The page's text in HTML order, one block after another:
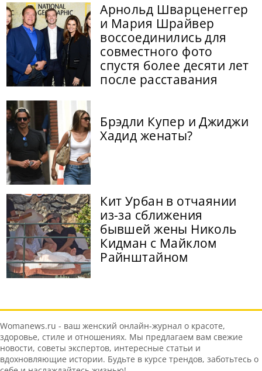
Арнольд Шварценеггер
и Мария Шрайвер
воссоединились для
совместного фото
спустя более десяти лет
после расставания
Брэдли Купер и Джиджи
Хадид женаты?
Кит Урбан в отчаянии
из-за сближения
бывшей жены Николь
Кидман с Майклом
Райнштайном
Womanews.ru - ваш женский онлайн-журнал о красоте,
здоровье, стиле и отношениях. Мы предлагаем вам свежие
новости, советы экспертов, интересные статьи и
вдохновляющие истории. Будьте в курсе трендов, заботьтесь о